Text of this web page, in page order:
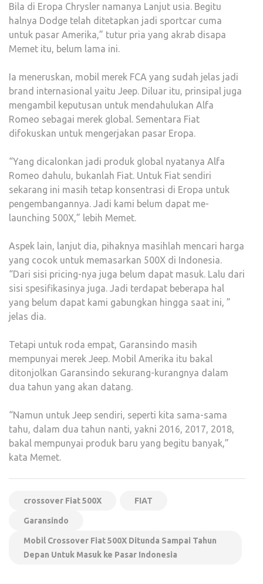
Bila di Eropa Chrysler namanya Lanjut usia. Begitu
halnya Dodge telah ditetapkan jadi sportcar cuma
untuk pasar Amerika,” tutur pria yang akrab disapa
Memet itu, belum lama ini.
Ia meneruskan, mobil merek FCA yang sudah jelas jadi
brand internasional yaitu Jeep. Diluar itu, prinsipal juga
mengambil keputusan untuk mendahulukan Alfa
Romeo sebagai merek global. Sementara Fiat
difokuskan untuk mengerjakan pasar Eropa.
“Yang dicalonkan jadi produk global nyatanya Alfa
Romeo dahulu, bukanlah Fiat. Untuk Fiat sendiri
sekarang ini masih tetap konsentrasi di Eropa untuk
pengembangannya. Jadi kami belum dapat me-
launching 500X,” lebih Memet.
Aspek lain, lanjut dia, pihaknya masihlah mencari harga
yang cocok untuk memasarkan 500X di Indonesia.
“Dari sisi pricing-nya juga belum dapat masuk. Lalu dari
sisi spesifikasinya juga. Jadi terdapat beberapa hal
yang belum dapat kami gabungkan hingga saat ini, ”
jelas dia.
Tetapi untuk roda empat, Garansindo masih
mempunyai merek Jeep. Mobil Amerika itu bakal
ditonjolkan Garansindo sekurang-kurangnya dalam
dua tahun yang akan datang.
“Namun untuk Jeep sendiri, seperti kita sama-sama
tahu, dalam dua tahun nanti, yakni 2016, 2017, 2018,
bakal mempunyai produk baru yang begitu banyak,”
kata Memet.
crossover Fiat 500X FIAT
Garansindo
Mobil Crossover Fiat 500X Ditunda Sampai Tahun
Depan Untuk Masuk ke Pasar Indonesia